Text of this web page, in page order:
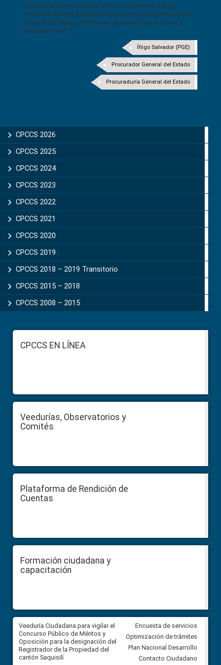
Ciudadana y Control Social (CPCCS-T) nombró a Íñigo
Francisco Alberto Salvador Crespo como nuevo Procurador
General del Estado (PGE), para un período de 4 años. La
resolución se [...]
Íñigo Salvador (PGE)
Procurador General del Estado
Procuraduría General del Estado
CPCCS 2026
CPCCS 2025
CPCCS 2024
CPCCS 2023
CPCCS 2022
CPCCS 2021
CPCCS 2020
CPCCS 2019 .
CPCCS 2018 – 2019 Transitorio
CPCCS 2015 – 2018
CPCCS 2008 – 2015
FooterCPCCS EN LÍNEA
Veedurías, Observatorios y
Comités
Plataforma de Rendición de
Cuentas
Formación ciudadana y
capacitación
Veeduría Ciudadana para vigilar el
Concurso Público de Méritos y
Oposición para la designación del
Registrador de la Propiedad del
cantón Saquisilí
Veeduría Ciudadana para
construcción del asfaltado de
Ballenita del cantón Santa
Encuesta de servicios
Optimización de trámites
Plan Nacional Desarrollo
Contacto Ciudadano